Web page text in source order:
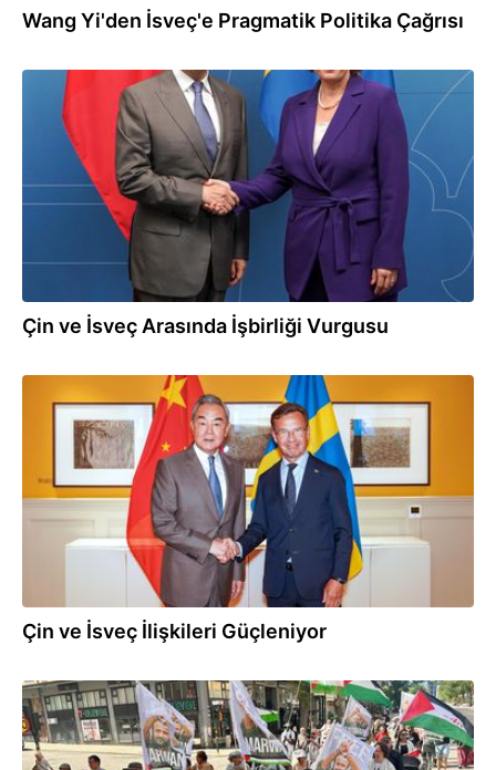
Wang Yi'den İsveç'e Pragmatik Politika Çağrısı
05.07.2026
Çin ve İsveç Arasında İşbirliği Vurgusu
05.07.2026
Çin ve İsveç İlişkileri Güçleniyor
04.07.2026